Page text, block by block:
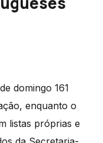
domingo 161
enquanto o
listas próprias e